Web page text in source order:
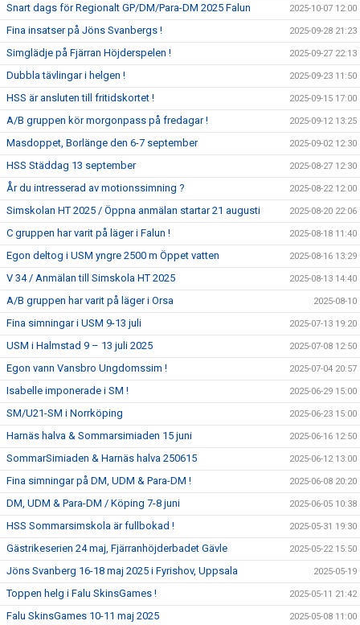
Snart dags för Regionalt GP/DM/Para-DM 2025 Falun 2025-10-07 12:00
Fina insatser på Jöns Svanbergs ! 2025-09-28 21:23
Simglädje på Fjärran Höjderspelen ! 2025-09-27 22:13
Dubbla tävlingar i helgen ! 2025-09-23 11:50
HSS är ansluten till fritidskortet ! 2025-09-15 17:00
A/B gruppen kör morgonpass på fredagar ! 2025-09-12 13:25
Masdoppet, Borlänge den 6-7 september 2025-09-02 12:30
HSS Städdag 13 september 2025-08-27 12:30
År du intresserad av motionssimning ? 2025-08-22 12:00
Simskolan HT 2025 / Öppna anmälan startar 21 augusti 2025-08-20 22:06
C gruppen har varit på läger i Falun ! 2025-08-18 11:40
Egon deltog i USM yngre 2500 m Öppet vatten 2025-08-16 13:29
V 34 / Anmälan till Simskola HT 2025 2025-08-13 14:40
A/B gruppen har varit på läger i Orsa 2025-08-10
Fina simningar i USM 9-13 juli 2025-07-13 19:20
USM i Halmstad 9 – 13 juli 2025 2025-07-08 12:50
Egon vann Vansbro Ungdomssim ! 2025-07-04 20:57
Isabelle imponerade i SM ! 2025-06-29 15:00
SM/U21-SM i Norrköping 2025-06-23 15:00
Harnäs halva & Sommarsimiaden 15 juni 2025-06-16 12:50
SommarSimiaden & Harnäs halva 250615 2025-06-12 13:00
Fina simningar på DM, UDM & Para-DM ! 2025-06-08 20:20
DM, UDM & Para-DM / Köping 7-8 juni 2025-06-05 10:38
HSS Sommarsimskola är fullbokad ! 2025-05-31 19:30
Gästrikeserien 24 maj, Fjärranhöjderbadet Gävle 2025-05-22 15:50
Jöns Svanberg 16-18 maj 2025 i Fyrishov, Uppsala 2025-05-19
Toppen helg i Falu SkinsGames ! 2025-05-11 21:42
Falu SkinsGames 10-11 maj 2025 2025-05-08 11:00